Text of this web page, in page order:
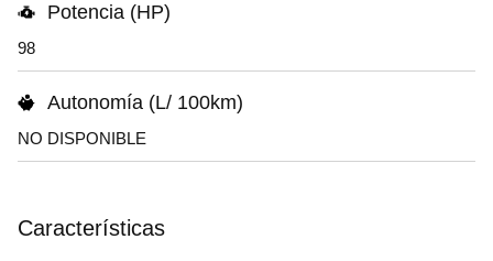
Potencia (HP)
98
Autonomía (L/ 100km)
NO DISPONIBLE
Características